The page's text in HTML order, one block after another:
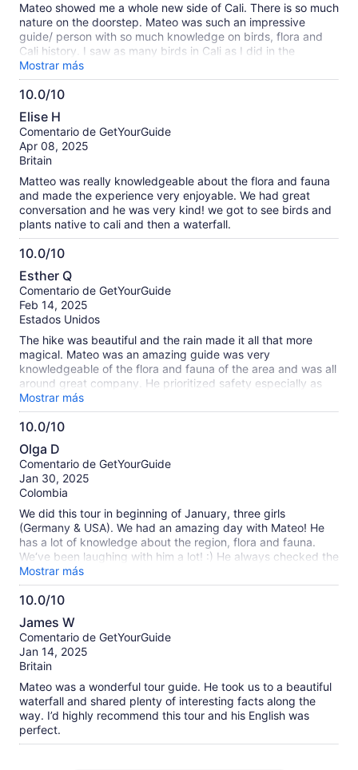
Mateo showed me a whole new side of Cali. There is so much
nature on the doorstep. Mateo was such an impressive
guide/ person with so much knowledge on birds, flora and
Cali history. I saw as many birds in Cali as I did in the
Amazon. The waterfall pools we visited were also stunning
and the swimming was so refreshing. As a solo female
traveler I really appreciate finding a professional easy to talk
Mostrar más
10.0/10
10.0
de
10
Elise H
Comentario de GetYourGuide
Apr 08, 2025
Britain
Matteo was really knowledgeable about the flora and fauna
and made the experience very enjoyable. We had great
conversation and he was very kind! we got to see birds and
plants native to cali and then a waterfall.
10.0/10
10.0
de
10
Esther Q
Comentario de GetYourGuide
Feb 14, 2025
Estados Unidos
The hike was beautiful and the rain made it all that more
magical. Mateo was an amazing guide was very
knowledgeable of the flora and fauna of the area and was all
around great company. He prioritized safety especially as
the thunder and rain came and did well in setting our
expectations as the weather shifted. I especially appreciated
how thoughtful and helpful he was towards my mother so
her with some of the spots she found challenging. Thank you
Mateo for an incredible experience ❤️
Mostrar más
10.0/10
10.0
de
10
Olga D
Comentario de GetYourGuide
Jan 30, 2025
Colombia
We did this tour in beginning of January, three girls
(Germany & USA). We had an amazing day with Mateo! He
has a lot of knowledge about the region, flora and fauna.
We‘ve been laughing with him a lot! :) He always checked the
river carefully before crossing. It was adventurous and worth
it! 100% recommended
Mostrar más
10.0/10
10.0
de
10
James W
Comentario de GetYourGuide
Jan 14, 2025
Britain
Mateo was a wonderful tour guide. He took us to a beautiful
waterfall and shared plenty of interesting facts along the
way. I’d highly recommend this tour and his English was
perfect.